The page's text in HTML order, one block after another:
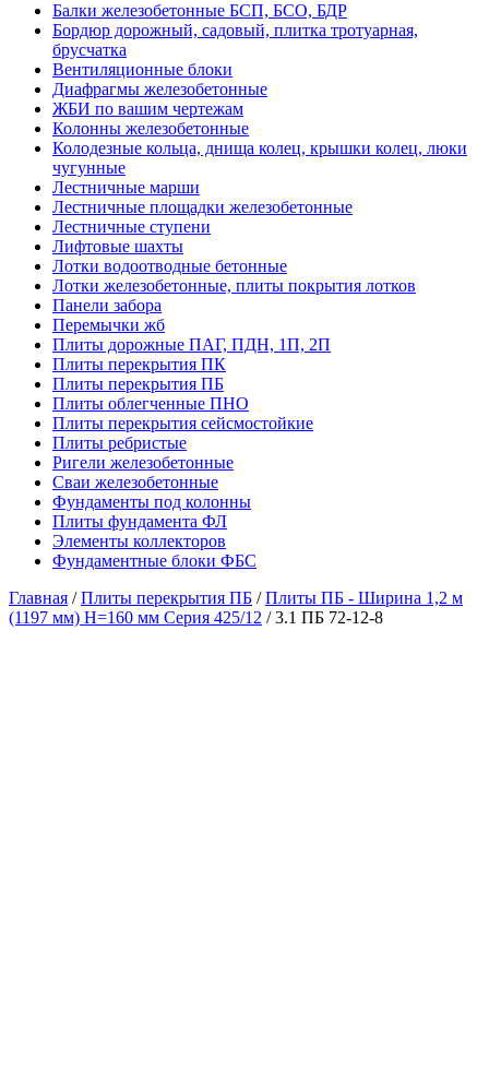
Балки железобетонные БСП, БСО, БДР
Бордюр дорожный, садовый, плитка тротуарная,
брусчатка
Вентиляционные блоки
Диафрагмы железобетонные
ЖБИ по вашим чертежам
Колонны железобетонные
Колодезные кольца, днища колец, крышки колец, люки
чугунные
Лестничные марши
Лестничные площадки железобетонные
Лестничные ступени
Лифтовые шахты
Лотки водоотводные бетонные
Лотки железобетонные, плиты покрытия лотков
Панели забора
Перемычки жб
Плиты дорожные ПАГ, ПДН, 1П, 2П
Плиты перекрытия ПК
Плиты перекрытия ПБ
Плиты облегченные ПНО
Плиты перекрытия сейсмостойкие
Плиты ребристые
Ригели железобетонные
Сваи железобетонные
Фундаменты под колонны
Плиты фундамента ФЛ
Элементы коллекторов
Фундаментные блоки ФБС
Главная /Плиты перекрытия ПБ /Плиты ПБ - Ширина 1,2 м
(1197 мм) H=160 мм Серия 425/12 / 3.1 ПБ 72-12-8